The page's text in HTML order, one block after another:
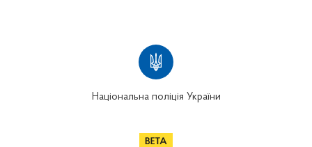
Національна поліція України